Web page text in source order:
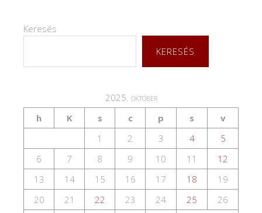
Keresés
KERESÉS
2025. október
h
K s c p s
v
1
2 3 4
5
6
7 8 9 10 11
12
13
14 15 16 17 18
19
20
21 22 23 24 25
26